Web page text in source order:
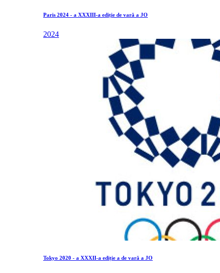
Paris 2024 - a XXXIII-a ediție de vară a JO
2024
Tokyo 2020 - a XXXII-a ediție a de vară a JO